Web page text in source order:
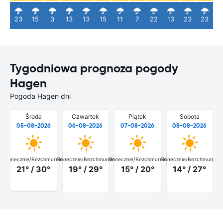
23 15 3 13 13 15 11 7 22 13 23 23
Tygodniowa prognoza pogody
Hagen
Pogoda Hagen dni
Środa
05-08-2026
Słonecznie/Bezchmurnie
21° / 30°
Czwartek
06-08-2026
Słonecznie/Bezchmurnie
19° / 29°
Piątek
07-08-2026
Słonecznie/Bezchmurnie
15° / 20°
Sobota
08-08-2026
Słonecznie/Bezchmurnie
14° / 27°